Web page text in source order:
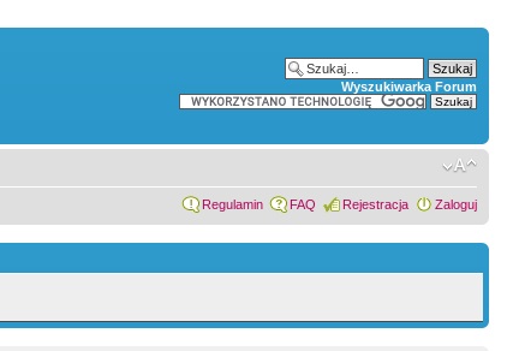
Wyszukiwarka Forum
Regulamin FAQ Rejestracja Zaloguj